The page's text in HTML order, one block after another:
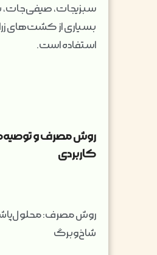
سبزیجات، صیفی‌جات،
بسیاری از کشت‌های
استفاده است.
روش مصرف و
کاربردی
روش مصرف:
شاخ‌وبرگ